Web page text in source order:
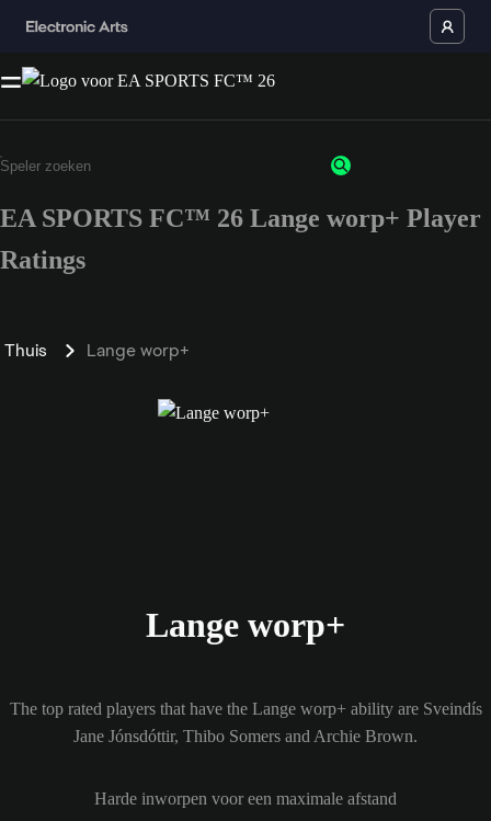
EA SPORTS FC™ 26 Lange worp+ Player
Ratings
Thuis Lange worp+
Lange worp+
The top rated players that have the Lange worp+ ability are Sveindís
Jane Jónsdóttir, Thibo Somers and Archie Brown.
Harde inworpen voor een maximale afstand